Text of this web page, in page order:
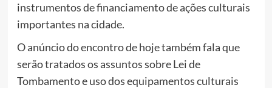
instrumentos de financiamento de ações culturais
importantes na cidade.
O anúncio do encontro de hoje também fala que
serão tratados os assuntos sobre Lei de
Tombamento e uso dos equipamentos culturais